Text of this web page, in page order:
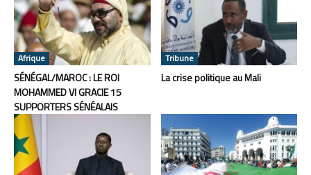
Afrique
SÉNÉGAL/MAROC : LE ROI
MOHAMMED VI GRACIE 15
SUPPORTERS SÉNÉALAIS
Tribune
La crise politique au Mali